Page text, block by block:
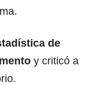
de
y criticó a